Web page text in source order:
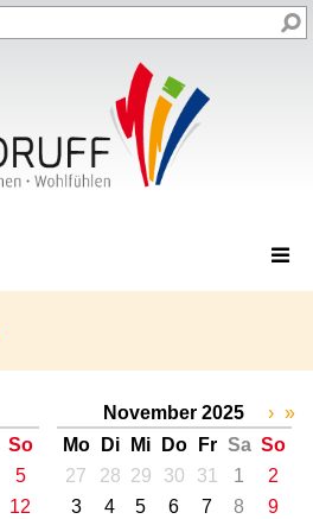
So
5
12
November 2025
Mo
Di Mi Do Fr Sa So
27
28 29 30 31 1
2
3
4 5 6 7 8
9
› »